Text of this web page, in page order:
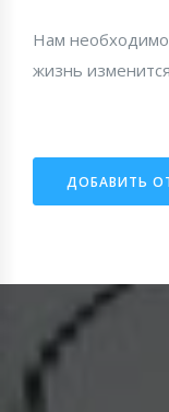
Нам необходимо
жизнь
ДОБАВИТЬ